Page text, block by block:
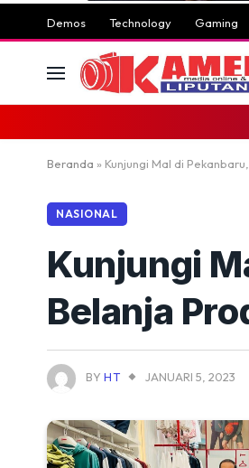
Demos Technology Gaming
Beranda » Kunjungi Mal di
NASIONAL
Kunjungi
Belanja
BY HT JANUARI 5, 2023